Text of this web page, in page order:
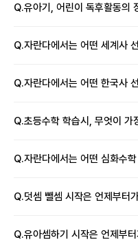
Q.유아기, 어린이 독후활동의
Q.자란다에서는 어떤 세계사
Q.자란다에서는 어떤 한국사
Q.초등수학 학습시, 무엇이 가
Q.자란다에서는 어떤 심화수
Q.덧셈 뺄셈 시작은 언제부터
Q.유아셈하기 시작은 언제부